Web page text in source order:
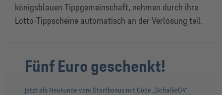
königsblauen Tippgemeinschaft, nehmen durch ihre
Lotto-Tippscheine automatisch an der Verlosung teil.
Fünf Euro geschenkt!
Jetzt als Neukunde vom Startbonus mit Code „Schalke04“